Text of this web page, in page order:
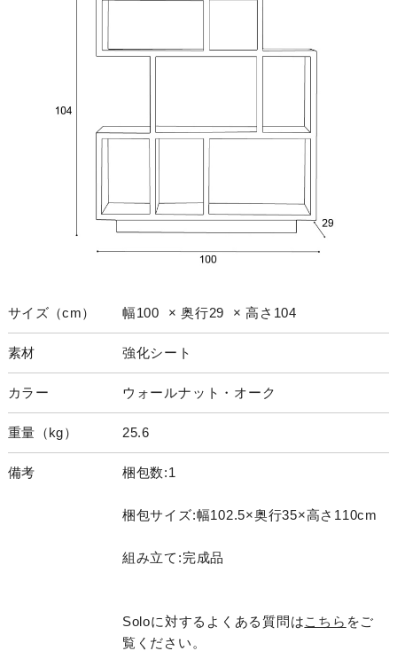
サイズ（cm） 幅100 × 奥行29 × 高さ104
素材 強化シート
カラー ウォールナット・オーク
重量（kg） 25.6
備考 梱包数:1
梱包サイズ:幅102.5×奥行35×高さ110cm
組み立て:完成品
Soloに対するよくある質問はこちら をご
覧ください。